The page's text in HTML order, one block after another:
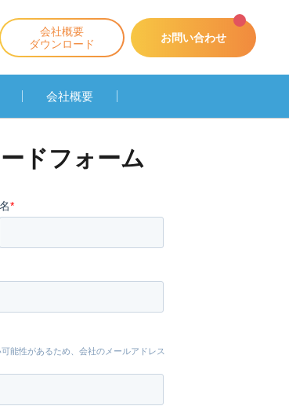
会社概要
ダウンロード
お問い合わせ
会社概要
ドフォーム